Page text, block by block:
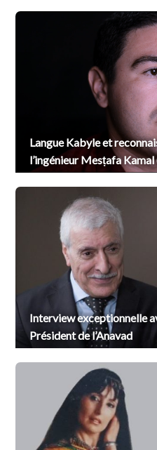
Langue Kabyle et
l’ingénieur Mesṭafa
Interview exceptionnelle
Président de l’Anavad